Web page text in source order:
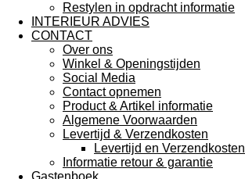
Restylen in opdracht informatie
INTERIEUR ADVIES
CONTACT
Over ons
Winkel & Openingstijden
Social Media
Contact opnemen
Product & Artikel informatie
Algemene Voorwaarden
Levertijd & Verzendkosten
Levertijd en Verzendkosten
Informatie retour & garantie
Gastenboek